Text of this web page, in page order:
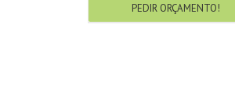
PEDIR ORÇAMENTO!